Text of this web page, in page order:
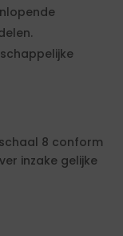
8 conform
inzake gelijke